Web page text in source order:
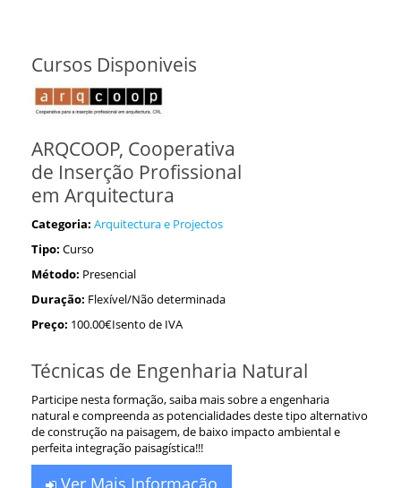
Cursos Disponiveis
ARQCOOP, Cooperativa
de Inserção Profissional
em Arquitectura
Categoria: Arquitectura e Projectos
Tipo: Curso
Método: Presencial
Duração: Flexível/Não determinada
Preço: 100.00€Isento de IVA
Técnicas de Engenharia Natural
Participe nesta formação, saiba mais sobre a engenharia
natural e compreenda as potencialidades deste tipo alternativo
de construção na paisagem, de baixo impacto ambiental e
perfeita integração paisagística!!!